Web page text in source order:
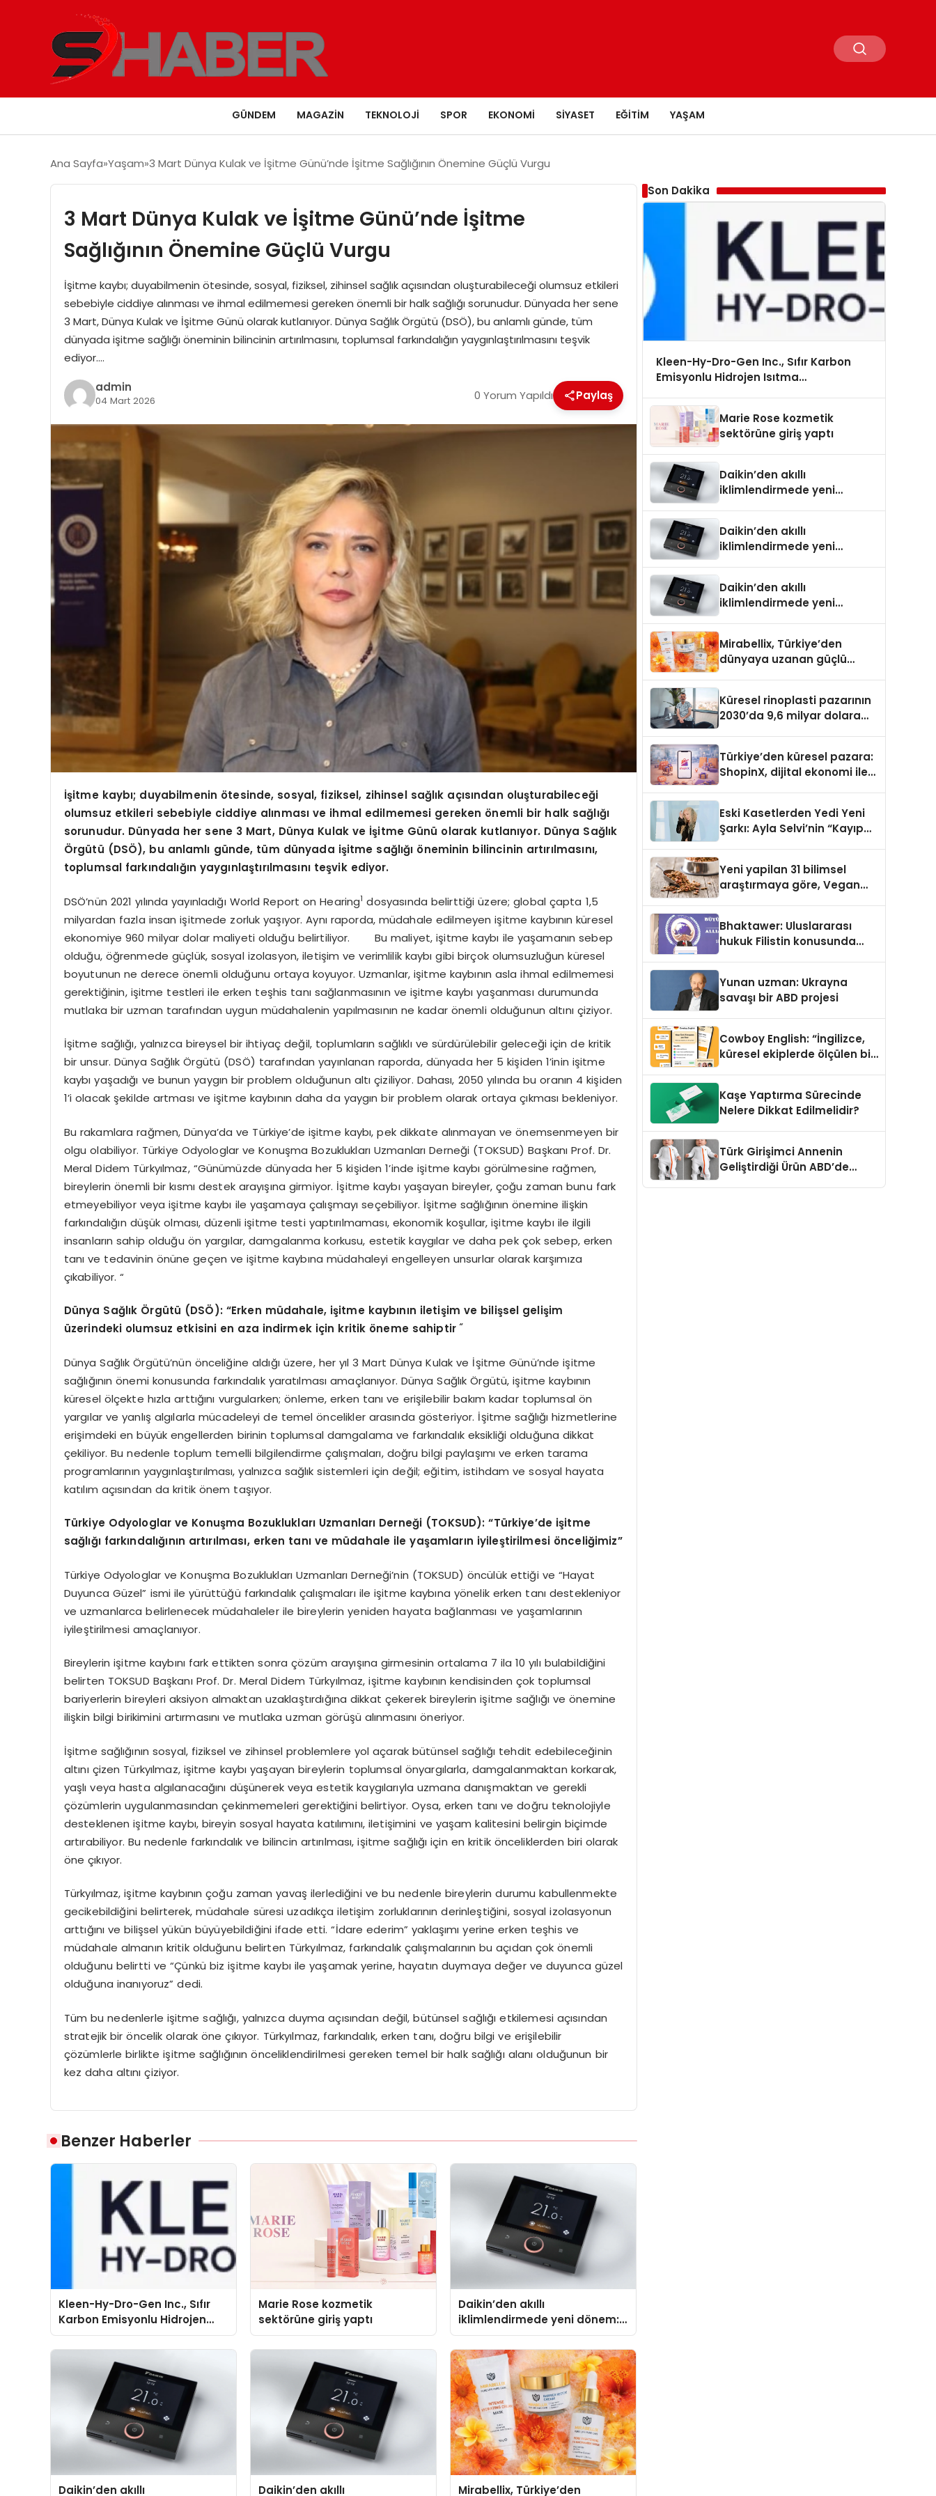
GÜNDEM MAGAZIN TEKNOLOJI SPOR EKONOMI SIYASET EĞITIM YAŞAM
Ana Sayfa Yaşam 3 Mart Dünya Kulak ve İşitme Günü’nde İşitme Sağlığının Önemine Güçlü Vurgu
3 Mart Dünya Kulak ve İşitme Günü’nde İşitme
Sağlığının Önemine Güçlü Vurgu
İşitme kaybı; duyabilmenin ötesinde, sosyal, fiziksel, zihinsel sağlık açısından oluşturabileceği olumsuz etkileri
sebebiyle ciddiye alınması ve ihmal edilmemesi gereken önemli bir halk sağlığı sorunudur. Dünyada her sene
3 Mart, Dünya Kulak ve İşitme Günü olarak kutlanıyor. Dünya Sağlık Örgütü (DSÖ), bu anlamlı günde, tüm
dünyada işitme sağlığı öneminin bilincinin artırılmasını, toplumsal farkındalığın yaygınlaştırılmasını teşvik
ediyor….
admin
04 Mart 2026 0 Yorum Yapıldı Paylaş
İşitme kaybı; duyabilmenin ötesinde, sosyal, fiziksel, zihinsel sağlık açısından oluşturabileceği
olumsuz etkileri sebebiyle ciddiye alınması ve ihmal edilmemesi gereken önemli bir halk sağlığı
sorunudur. Dünyada her sene 3 Mart, Dünya Kulak ve İşitme Günü olarak kutlanıyor. Dünya Sağlık
Örgütü (DSÖ), bu anlamlı günde, tüm dünyada işitme sağlığı öneminin bilincinin artırılmasını,
toplumsal farkındalığın yaygınlaştırılmasını teşvik ediyor.
DSÖ’nün 2021 yılında yayınladığı World Report on Hearing1 dosyasında belirttiği üzere; global çapta 1,5
milyardan fazla insan işitmede zorluk yaşıyor. Aynı raporda, müdahale edilmeyen işitme kaybının küresel
ekonomiye 960 milyar dolar maliyeti olduğu belirtiliyor.
Bu maliyet, işitme kaybı ile yaşamanın sebep
olduğu, öğrenmede güçlük, sosyal izolasyon, iletişim ve verimlilik kaybı gibi birçok olumsuzluğun küresel
boyutunun ne derece önemli olduğunu ortaya koyuyor. Uzmanlar, işitme kaybının asla ihmal edilmemesi
gerektiğinin, işitme testleri ile erken teşhis tanı sağlanmasının ve işitme kaybı yaşanması durumunda
mutlaka bir uzman tarafından uygun müdahalenin yapılmasının ne kadar önemli olduğunun altını çiziyor.
İşitme sağlığı, yalnızca bireysel bir ihtiyaç değil, toplumların sağlıklı ve sürdürülebilir geleceği için de kritik
bir unsur. Dünya Sağlık Örgütü (DSÖ) tarafından yayınlanan raporda, dünyada her 5 kişiden 1’inin işitme
kaybı yaşadığı ve bunun yaygın bir problem olduğunun altı çiziliyor. Dahası, 2050 yılında bu oranın 4 kişiden
1’i olacak şekilde artması ve işitme kaybının daha da yaygın bir problem olarak ortaya çıkması bekleniyor.
Bu rakamlara rağmen, Dünya’da ve Türkiye’de işitme kaybı, pek dikkate alınmayan ve önemsenmeyen bir
olgu olabiliyor. Türkiye Odyologlar ve Konuşma Bozuklukları Uzmanları Derneği (TOKSUD) Başkanı Prof. Dr.
Meral Didem Türkyılmaz, “Günümüzde dünyada her 5 kişiden 1’inde işitme kaybı görülmesine rağmen,
bireylerin önemli bir kısmı destek arayışına girmiyor. İşitme kaybı yaşayan bireyler, çoğu zaman bunu fark
etmeyebiliyor veya işitme kaybı ile yaşamaya çalışmayı seçebiliyor. İşitme sağlığının önemine ilişkin
farkındalığın düşük olması, düzenli işitme testi yaptırılmaması, ekonomik koşullar, işitme kaybı ile ilgili
insanların sahip olduğu ön yargılar, damgalanma korkusu, estetik kaygılar ve daha pek çok sebep, erken
tanı ve tedavinin önüne geçen ve işitme kaybına müdahaleyi engelleyen unsurlar olarak karşımıza
çıkabiliyor. “
Dünya Sağlık Örgütü (DSÖ): “Erken müdahale, işitme kaybının iletişim ve bilişsel gelişim
üzerindeki olumsuz etkisini en aza indirmek için kritik öneme sahiptir “
Dünya Sağlık Örgütü’nün önceliğine aldığı üzere, her yıl 3 Mart Dünya Kulak ve İşitme Günü’nde işitme
sağlığının önemi konusunda farkındalık yaratılması amaçlanıyor. Dünya Sağlık Örgütü, işitme kaybının
küresel ölçekte hızla arttığını vurgularken; önleme, erken tanı ve erişilebilir bakım kadar toplumsal ön
yargılar ve yanlış algılarla mücadeleyi de temel öncelikler arasında gösteriyor. İşitme sağlığı hizmetlerine
erişimdeki en büyük engellerden birinin toplumsal damgalama ve farkındalık eksikliği olduğuna dikkat
çekiliyor. Bu nedenle toplum temelli bilgilendirme çalışmaları, doğru bilgi paylaşımı ve erken tarama
programlarının yaygınlaştırılması, yalnızca sağlık sistemleri için değil; eğitim, istihdam ve sosyal hayata
katılım açısından da kritik önem taşıyor.
Türkiye Odyologlar ve Konuşma Bozuklukları Uzmanları Derneği (TOKSUD):“Türkiye’de işitme
sağlığı farkındalığının artırılması, erken tanı ve müdahale ile yaşamların iyileştirilmesi önceliğimiz”
Türkiye Odyologlar ve Konuşma Bozuklukları Uzmanları Derneği’nin (TOKSUD) öncülük ettiği ve “Hayat
Duyunca Güzel” ismi ile yürüttüğü farkındalık çalışmaları ile işitme kaybına yönelik erken tanı destekleniyor
ve uzmanlarca belirlenecek müdahaleler ile bireylerin yeniden hayata bağlanması ve yaşamlarının
iyileştirilmesi amaçlanıyor.
Bireylerin işitme kaybını fark ettikten sonra çözüm arayışına girmesinin ortalama 7 ila 10 yılı bulabildiğini
belirten TOKSUD Başkanı Prof. Dr. Meral Didem Türkyılmaz, işitme kaybının kendisinden çok toplumsal
bariyerlerin bireyleri aksiyon almaktan uzaklaştırdığına dikkat çekerek bireylerin işitme sağlığı ve önemine
ilişkin bilgi birikimini artırmasını ve mutlaka uzman görüşü alınmasını öneriyor.
İşitme sağlığının sosyal, fiziksel ve zihinsel problemlere yol açarak bütünsel sağlığı tehdit edebileceğinin
altını çizen Türkyılmaz, işitme kaybı yaşayan bireylerin toplumsal önyargılarla, damgalanmaktan korkarak,
yaşlı veya hasta algılanacağını düşünerek veya estetik kaygılarıyla uzmana danışmaktan ve gerekli
çözümlerin uygulanmasından çekinmemeleri gerektiğini belirtiyor. Oysa, erken tanı ve doğru teknolojiyle
desteklenen işitme kaybı, bireyin sosyal hayata katılımını, iletişimini ve yaşam kalitesini belirgin biçimde
artırabiliyor. Bu nedenle farkındalık ve bilincin artırılması, işitme sağlığı için en kritik önceliklerden biri olarak
öne çıkıyor.
Türkyılmaz, işitme kaybının çoğu zaman yavaş ilerlediğini ve bu nedenle bireylerin durumu kabullenmekte
gecikebildiğini belirterek, müdahale süresi uzadıkça iletişim zorluklarının derinleştiğini, sosyal izolasyonun
arttığını ve bilişsel yükün büyüyebildiğini ifade etti. “İdare ederim” yaklaşımı yerine erken teşhis ve
müdahale almanın kritik olduğunu belirten Türkyılmaz, farkındalık çalışmalarının bu açıdan çok önemli
olduğunu belirtti ve “Çünkü biz işitme kaybı ile yaşamak yerine, hayatın duymaya değer ve duyunca güzel
olduğuna inanıyoruz” dedi.
Tüm bu nedenlerle işitme sağlığı, yalnızca duyma açısından değil, bütünsel sağlığı etkilemesi açısından
stratejik bir öncelik olarak öne çıkıyor. Türkyılmaz, farkındalık, erken tanı, doğru bilgi ve erişilebilir
çözümlerle birlikte işitme sağlığının önceliklendirilmesi gereken temel bir halk sağlığı alanı olduğunun bir
kez daha altını çiziyor.
Benzer Haberler
Kleen-Hy-Dro-Gen Inc., Sıfır
Karbon Emisyonlu Hidrojen
Isıtma Teknolojisinde ISO ve
TSSA Düzenleyici Onaylarını
Marie Rose kozmetik
sektörüne giriş yaptı
Daikin’den akıllı
iklimlendirmede yeni dönem:
Madoka Plus Türkiye’de
Daikin’den akıllı Daikin’den akıllı Mirabellix, Türkiye’den
Son Dakika
Kleen-Hy-Dro-Gen Inc., Sıfır Karbon
Emisyonlu Hidrojen Isıtma
Onaylarını Aldı
Marie Rose kozmetik
sektörüne giriş yaptı
Daikin’den akıllı
iklimlendirmede yeni
Daikin’den akıllı
iklimlendirmede yeni
Daikin’den akıllı
iklimlendirmede yeni
Mirabellix, Türkiye’den
dünyaya uzanan güçlü
Küresel rinoplasti pazarının
2030’da 9,6 milyar dolara
Türkiye’den küresel pazara:
ShopinX, dijital ekonomi ile
Eski Kasetlerden Yedi Yeni
Şarkı: Ayla Selvi’nin “Kayıp
Yeni yapilan 31 bilimsel
araştırmaya göre, Vegan
Sindirildiğini Ortaya Koydu
Bhaktawer: Uluslararası
hukuk Filistin konusunda
Yunan uzman: Ukrayna
savaşı bir ABD projesi
Cowboy English: “İngilizce,
küresel ekiplerde ölçülen bir
Kaşe Yaptırma Sürecinde
Nelere Dikkat Edilmelidir?
Türk Girişimci Annenin
Geliştirdiği Ürün ABD’de